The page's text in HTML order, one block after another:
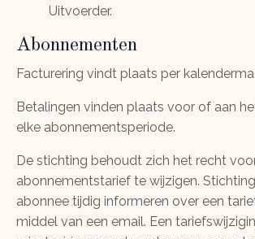
Uitvoerder.
Abonnementen
Facturering vindt plaats per
Betalingen vinden plaats voor of aan
elke abonnementsperiode.
De stichting behoudt zich het recht
abonnementstarief te wijzigen.
abonnee tijdig informeren over een
middel van een email. Een